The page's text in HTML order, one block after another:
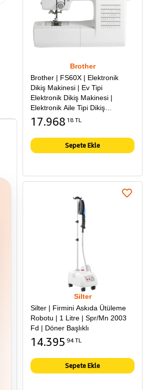
Brother
Brother | FS60X | Elektronik
Dikiş Makinesi | Ev Tipi
Elektronik Dikiş Makinesi |
Elektronik Aile Tipi Dikiş
Makinesi
17.968 18 TL
Sepete Ekle
Silter
Silter | Firmini Askıda Ütüleme
Robotu | 1 Litre | Spr/Mn 2003
Fd | Döner Başlıklı
14.395 94 TL
Sepete Ekle